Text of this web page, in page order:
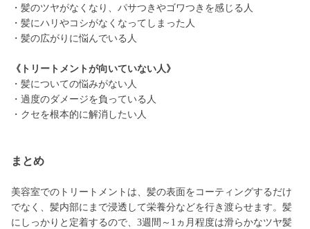
・髪のツヤがなくなり、パサつきやゴワつきを感じる人
・髪にハリやコシがなくなってしまった人
・髪の広がりに悩んでいる人
《トリートメントが向いていない人》
・髪についての悩みがない人
・過度のダメージを負っている人
・クセを根本的に解消したい人
まとめ
美容室でのトリートメントは、髪の表面をコーティングするだけ
でなく、髪内部にまで浸透して栄養分などを行き渡らせます。髪
にしっかりと定着するので、3週間～1ヵ月程度は滑らかなツヤ髪